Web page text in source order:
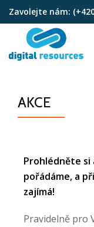
Přeskočit
obsah
Zavolejte nám:
AKCE
Prohlédněte si
pořádáme, a
zajímá!
Pravidelně pro